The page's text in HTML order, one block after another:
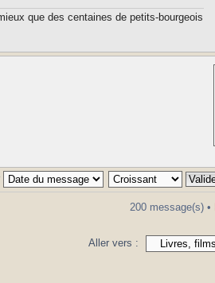
que des centaines de petits-bourgeois
200 message(s) •
Aller vers :